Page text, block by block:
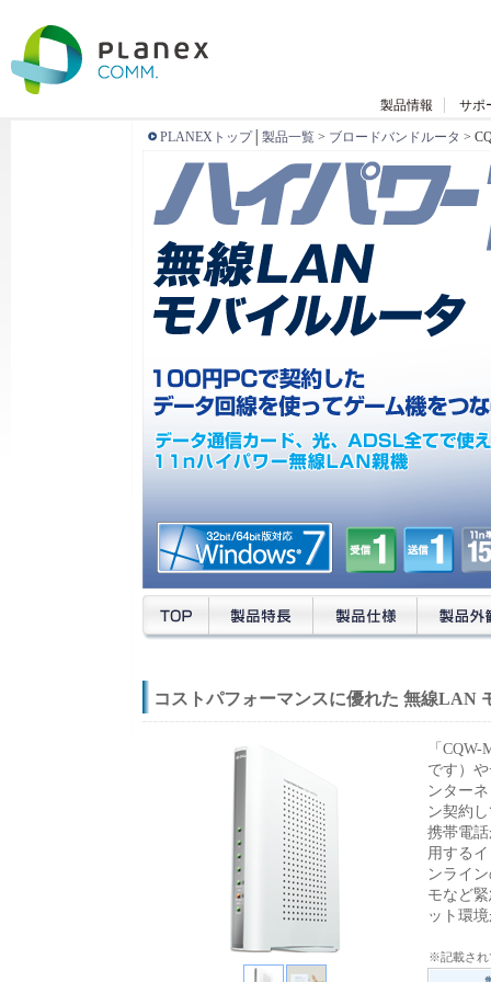
製品情報 サポ
PLANEXトップ│ 製品一覧> ブロードバンドルータ >
コストパフォーマンスに優れた 無線LAN
「
です）
ンター
ン契約
携帯電
用する
ンライ
モなど
ット環
※記載され